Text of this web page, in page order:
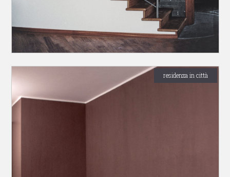
residenza in città